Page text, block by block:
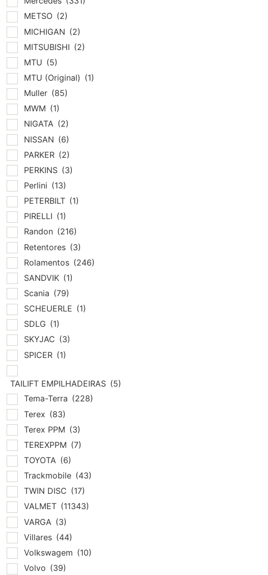
METSO (2)
MICHIGAN (2)
MITSUBISHI (2)
MTU (5)
MTU (Original) (1)
Muller (85)
MWM (1)
NIGATA (2)
NISSAN (6)
PARKER (2)
PERKINS (3)
Perlini (13)
PETERBILT (1)
PIRELLI (1)
Randon (216)
Retentores (3)
Rolamentos (246)
SANDVIK (1)
Scania (79)
SCHEUERLE (1)
SDLG (1)
SKYJAC (3)
SPICER (1)
TAILIFT EMPILHADEIRAS (5)
Tema-Terra (228)
Terex (83)
Terex PPM (3)
TEREXPPM (7)
TOYOTA (6)
Trackmobile (43)
TWIN DISC (17)
VALMET (11343)
VARGA (3)
Villares (44)
Volkswagem (10)
Volvo (39)